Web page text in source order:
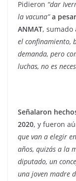
Pidieron “dar
la vacuna” a
ANMAT, sumado
el confinamiento,
demanda, pero
luchas, no es
Señalaron
2020, y fueron
que van a elegir
años, quizás a la
diputado, un
una joven madre